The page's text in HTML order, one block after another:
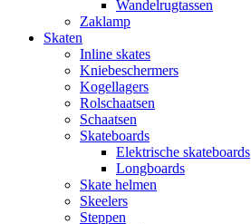
Wandelrugtassen
Zaklamp
Skaten
Inline skates
Kniebeschermers
Kogellagers
Rolschaatsen
Schaatsen
Skateboards
Elektrische skateboards
Longboards
Skate helmen
Skeelers
Steppen